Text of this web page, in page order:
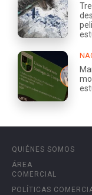
QUIÉNES SOMOS
ÁREA
COMERCIAL
POLÍTICAS